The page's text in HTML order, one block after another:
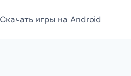
Скачать игры на Android